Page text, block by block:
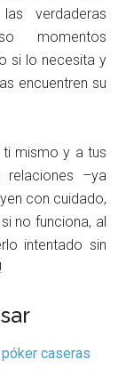
verdaderas
momentos
si lo necesita y
encuentren su
mismo y a tus
relaciones –ya
con cuidado,
no funciona, al
intentado sin